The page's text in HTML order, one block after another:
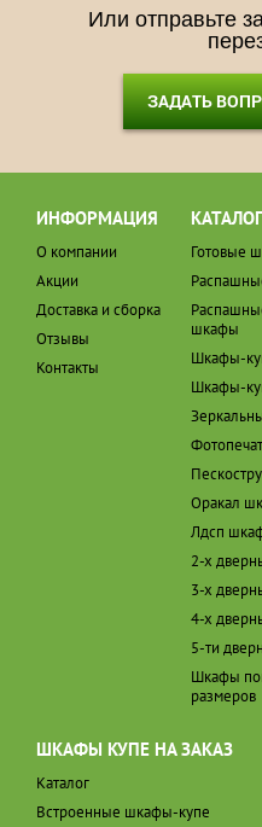
Или отправьте
ЗАДАТЬ
ИНФОРМАЦИЯ
О компании
Акции
Доставка и сборка
Отзывы
Контакты
Готовые
шкафы
Шкафы-
Шкафы-
Оракал
Лдсп
2-х
3-х
4-х
5-ти
Шкафы
размеров
ШКАФЫ КУПЕ НА ЗАКАЗ
Каталог
Встроенные шкафы-купе